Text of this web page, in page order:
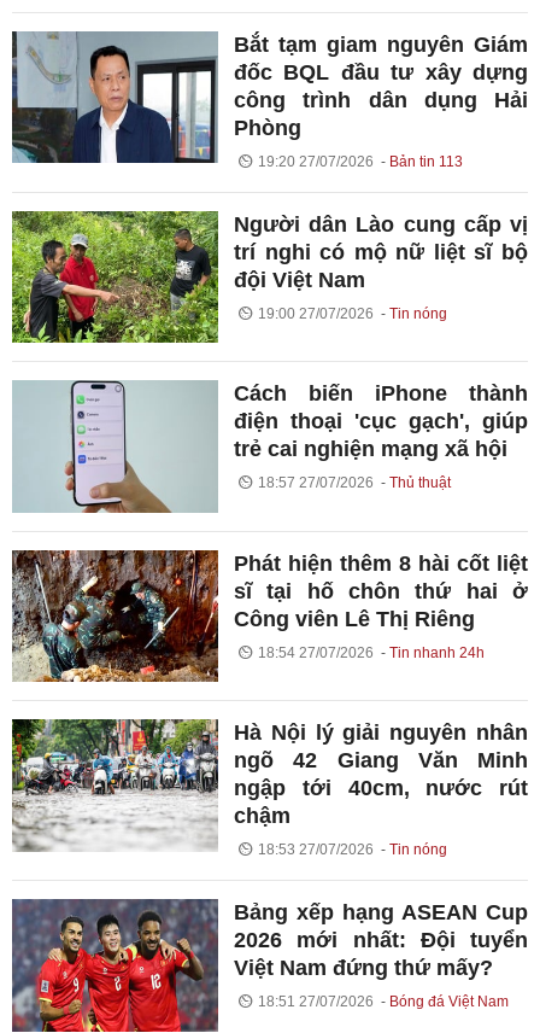
Bắt tạm giam nguyên Giám
đốc BQL đầu tư xây dựng
công trình dân dụng Hải
Phòng
19:20 27/07/2026 Bản tin 113
Người dân Lào cung cấp vị
trí nghi có mộ nữ liệt sĩ bộ
đội Việt Nam
19:00 27/07/2026 Tin nóng
Cách biến iPhone thành
điện thoại 'cục gạch', giúp
trẻ cai nghiện mạng xã hội
18:57 27/07/2026 Thủ thuật
Phát hiện thêm 8 hài cốt liệt
sĩ tại hố chôn thứ hai ở
Công viên Lê Thị Riêng
18:54 27/07/2026 Tin nhanh 24h
Hà Nội lý giải nguyên nhân
ngõ 42 Giang Văn Minh
ngập tới 40cm, nước rút
chậm
18:53 27/07/2026 Tin nóng
Bảng xếp hạng ASEAN Cup
2026 mới nhất: Đội tuyển
Việt Nam đứng thứ mấy?
18:51 27/07/2026 Bóng đá Việt Nam